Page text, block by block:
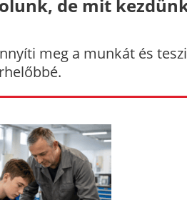
de mit
meg a munkát és